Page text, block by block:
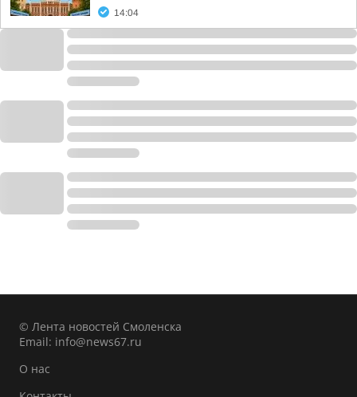
14:04
© Лента новостей Смоленска
Email: info@news67.ru
О нас